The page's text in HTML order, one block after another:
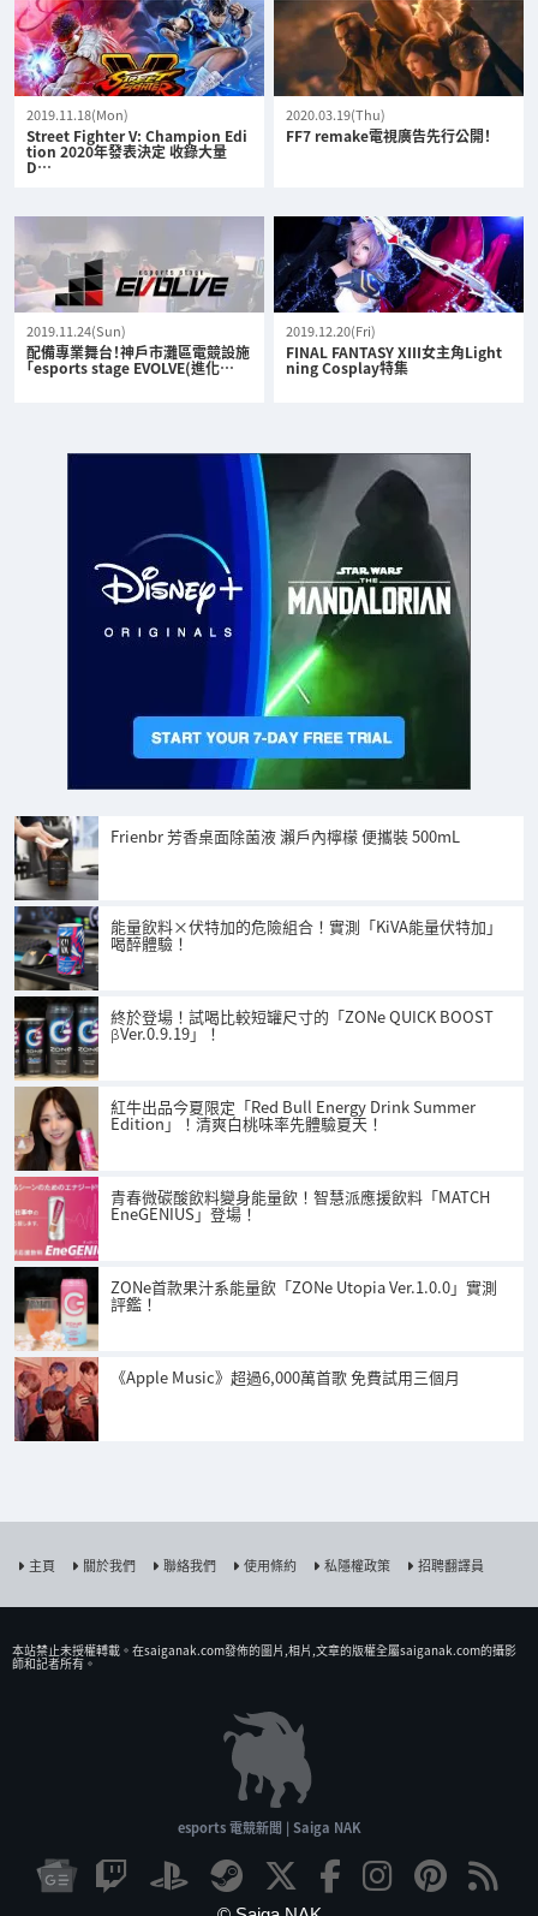
2019.11.18(Mon)
Street Fighter V: Champion Edi
tion 2020年發表決定 收錄大量
D…
2020.03.19(Thu)
FF7 remake電視廣告先行公開！
2019.11.24(Sun)
配備專業舞台！神戶市灘區電競設施
「esports stage EVOLVE(進化…
2019.12.20(Fri)
FINAL FANTASY XIII女主角Light
ning Cosplay特集
Frienbr 芳香桌面除菌液 瀨戶內檸檬 便攜裝 500mL
能量飲料×伏特加的危險組合！實測「KiVA能量伏特加」
喝醉體驗！
終於登場！試喝比較短罐尺寸的「ZONe QUICK BOOST
βVer.0.9.19」！
紅牛出品今夏限定「Red Bull Energy Drink Summer
Edition」！清爽白桃味率先體驗夏天！
青春微碳酸飲料變身能量飲！智慧派應援飲料「MATCH
EneGENIUS」登場！
ZONe首款果汁系能量飲「ZONe Utopia Ver.1.0.0」實測
評鑑！
《Apple Music》超過6,000萬首歌 免費試用三個月
主頁 關於我們 聯絡我們 使用條約 私隱權政策 招聘翻譯員
本站禁止未授權𨍭載。在saiganak.com發佈的圖片,相片,文章的版權全屬saiganak.com的攝影
師和記者所有。
esports 電競新聞 | Saiga NAK